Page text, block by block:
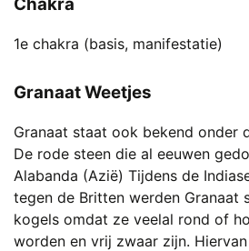
1e chakra (basis, manifestatie)
Granaat Weetjes
Granaat staat ook bekend onder
De rode steen die al eeuwen
Alabanda (Azië) Tijdens de
tegen de Britten werden Granaat
kogels omdat ze veelal rond of
worden en vrij zwaar zijn.